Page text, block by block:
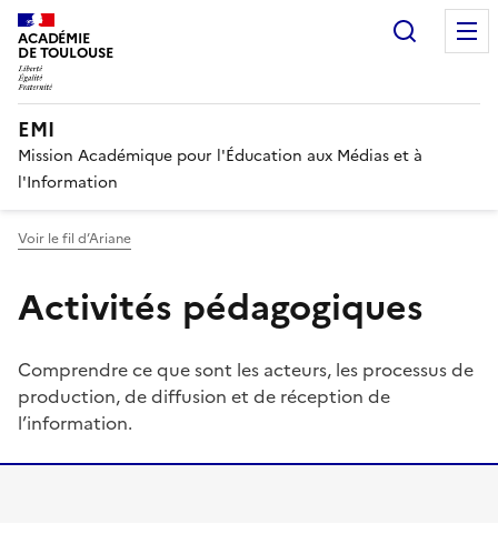
ACADÉMIE
DE TOULOUSE
EMI
Mission Académique pour l'Éducation aux Médias et à
l'Information
Voir le fil d’Ariane
Activités pédagogiques
Comprendre ce que sont les acteurs, les processus de
production, de diffusion et de réception de
l’information.